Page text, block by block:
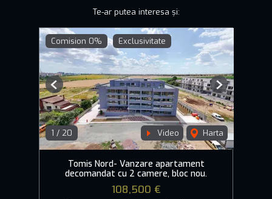
Te-ar putea interesa și:
Comision 0% Exclusivitate
1 / 20 Video Harta
Previous Next
Tomis Nord- Vanzare apartament
decomandat cu 2 camere, bloc nou.
108,500 €